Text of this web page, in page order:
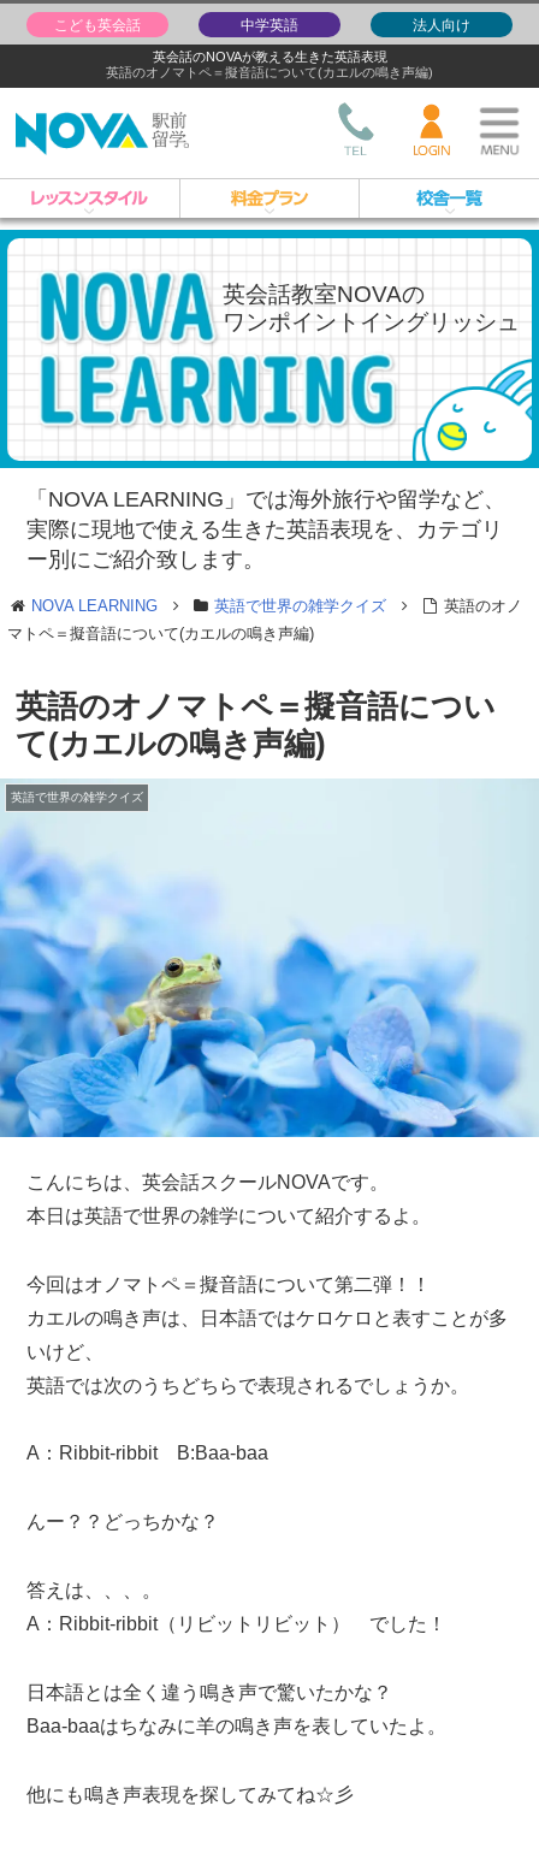
英会話のNOVAが教える生きた英語表現
英語のオノマトペ＝擬音語について(カエルの鳴き声編)
こども英会話 中学英語 法人向け
英会話教室NOVAの
ワンポイントイングリッシュ
「NOVA LEARNING」では海外旅行や留学など、
実際に現地で使える生きた英語表現を、 カテゴリ
ー別にご紹介致します。
NOVA LEARNING 英語で世界の雑学クイズ
英語のオノ
マトペ＝擬音語について(カエルの鳴き声編)
英語のオノマトペ＝擬音語につい
て(カエルの鳴き声編)
英語で世界の雑学クイズ
こんにちは、英会話スクールNOVAです。
本日は英語で世界の雑学について紹介するよ。
今回はオノマトペ＝擬音語について第二弾！！
カエルの鳴き声は、日本語ではケロケロと表すことが多
いけど、
英語では次のうちどちらで表現されるでしょうか。
A：Ribbit-ribbit B:Baa-baa
んー？？どっちかな？
答えは、、、。
A：Ribbit-ribbit（リビットリビット） でした！
日本語とは全く違う鳴き声で驚いたかな？
Baa-baaはちなみに羊の鳴き声を表していたよ。
他にも鳴き声表現を探してみてね☆彡